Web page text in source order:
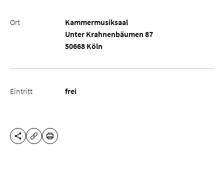
Ort
Kammermusiksaal
Unter Krahnenbäumen 87
50668 Köln
Eintritt frei
DIESE SEITE TEILEN
URL KOPIEREN
DRUCKEN